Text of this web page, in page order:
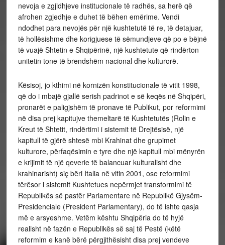
nevoja e zgjidhjeve institucionale të radhës, sa herë që
afrohen zgjedhje e duhet të bëhen emërime. Vendi
ndodhet para nevojës për një kushtetutë të re, të detajuar,
të hollësishme dhe korigjuese të sëmundjeve që po e bëjnë
të vuajë Shtetin e Shqipërinë, një kushtetute që rindërton
unitetin tone të brendshëm nacional dhe kulturorë.
Kësisoj, jo kthimi në kornizën konstitucionale të vitit 1998,
që do i mbajë gjallë serish padrinot e së keqës në Shqipëri,
pronarët e paligjshëm të pronave të Publikut, por reformimi
në disa prej kapitujve themeltarë të Kushtetutës (Rolin e
Kreut të Shtetit, rindërtimi i sistemit të Drejtësisë, një
kapitull të gjërë shtesë mbi Krahinat dhe grupimet
kulturore, përfaqësimin e tyre dhe një kapitull mbi mënyrën
e krijimit të një qeverie të balancuar kulturalisht dhe
krahinarisht) siç bëri Italia në vitin 2001, ose reformimi
tërësor i sistemit Kushtetues nepërmjet transformimi të
Republikës së pastër Parlamentare në Republikë Gjysëm-
Presidenciale (President Parlamentary), do të ishte qasja
më e arsyeshme. Vetëm kështu Shqipëria do të hyjë
realisht në fazën e Republikës së saj të Pestë (këtë
reformim e kanë bërë përgjithësisht disa prej vendeve